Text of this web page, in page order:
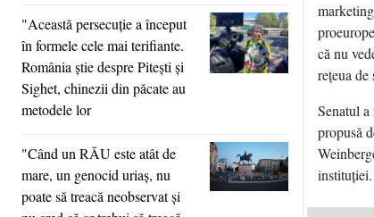
"Această persecuţie a început
în formele cele mai terifiante.
România ştie despre Piteşti şi
Sighet, chinezii din păcate au
metodele lor
"Când un RĂU este atât de
mare, un genocid uriaş, nu
poate să treacă neobservat şi
că nu
reţeua de
Senatul
propusă
instituţiei.